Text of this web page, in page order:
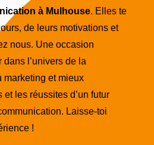
à Mulhouse. Elles te
de leurs motivations et
nous. Une occasion
l’univers de la
marketing et mieux
les réussites d’un futur
Laisse-toi
!